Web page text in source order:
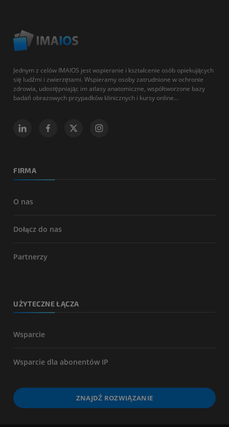
Jednym z celów IMAIOS jest wspieranie i kształcenie osób opiekujących
się ludźmi i zwierzętami. Wspieramy osoby zatrudnione w ochronie
zdrowia, udostępniając im atlasy anatomiczne, współtworzone bazy
badań obrazowych przypadków klinicznych i kursy online...
FIRMA
O nas
Dołącz do nas
Partnerzy
UŻYTECZNE ŁĄCZA
Wsparcie
Wsparcie dla abonentów IP
ZNAJDŹ ROZWIĄZANIE